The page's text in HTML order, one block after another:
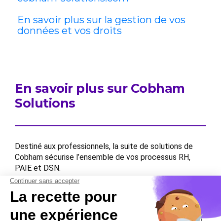
En savoir plus sur la gestion de vos
données et vos droits
En savoir plus sur Cobham
Solutions
Destiné aux professionnels, la suite de solutions de
Cobham sécurise l’ensemble de vos processus RH,
PAIE et DSN.
Contactez-nous